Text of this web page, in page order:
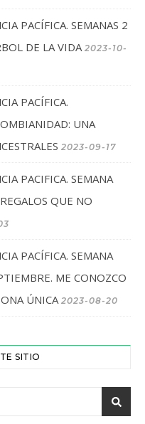
PACÍFICA. SEMANAS 2
DE LA VIDA 2023-10-
PACÍFICA.
UNA
2023-09-17
PACIFICA. SEMANA
QUE NO
PACÍFICA. SEMANA
ME CONOZCO
ÚNICA 2023-08-20
SITIO